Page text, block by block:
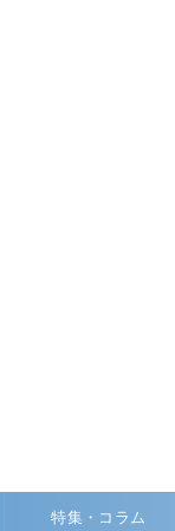
特集・コラム